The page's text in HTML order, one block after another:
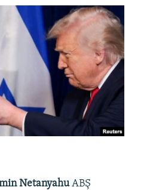
NetanyahuABŞ